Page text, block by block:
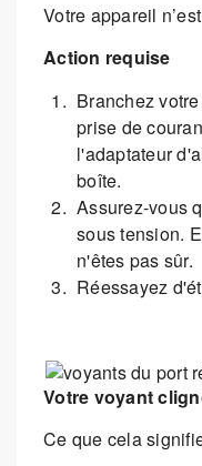
Votre appareil
Action requise
Branchez
prise de
l'adaptateur
boîte.
Assurez-vous
sous tension.
n'êtes pas sûr.
Réessayez
Votre voyant
Ce que cela